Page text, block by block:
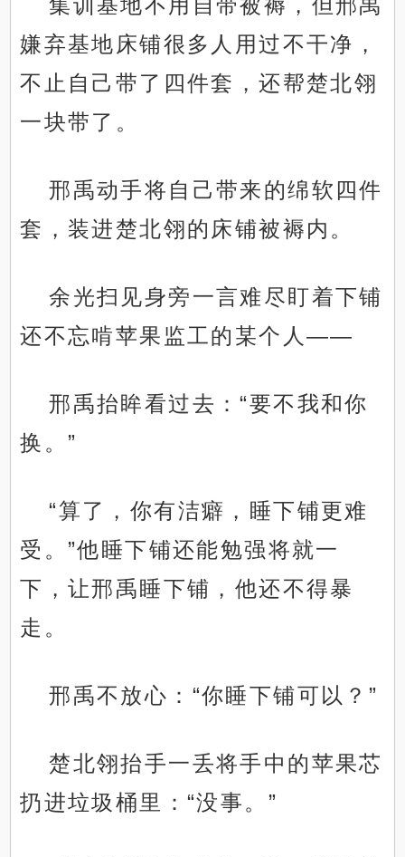
集训基地不用自带被褥，但邢禹
嫌弃基地床铺很多人用过不干净，
不止自己带了四件套，还帮楚北翎
一块带了。
邢禹动手将自己带来的绵软四件
套，装进楚北翎的床铺被褥内。
余光扫见身旁一言难尽盯着下铺
还不忘啃苹果监工的某个人——
邢禹抬眸看过去：“要不我和你
换。”
“算了，你有洁癖，睡下铺更难
受。”他睡下铺还能勉强将就一
下，让邢禹睡下铺，他还不得暴
走。
邢禹不放心：“你睡下铺可以？”
楚北翎抬手一丢将手中的苹果芯
扔进垃圾桶里：“没事。”